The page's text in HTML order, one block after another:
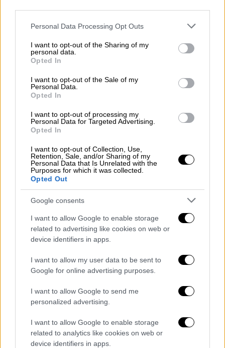
Please note that this website/app uses one or more Google
not limited to your visit or usage behaviour. You may click to
grant or deny consent to Google and its third-party tags to
use your data for below specified purposes in below Google
consent section.
Personal Data Processing Opt Outs
I want to opt-out of the Sharing of my
personal data.
Opted In
I want to opt-out of the Sale of my
Personal Data.
Opted In
I want to opt-out of processing my
Personal Data for Targeted Advertising.
Opted In
I want to opt-out of Collection, Use,
Retention, Sale, and/or Sharing of my
Personal Data that Is Unrelated with the
Purposes for which it was collected.
Opted Out
Google consents
I want to allow Google to enable storage
related to advertising like cookies on web or
device identifiers in apps.
I want to allow my user data to be sent to
Google for online advertising purposes.
I want to allow Google to send me
personalized advertising.
I want to allow Google to enable storage
related to analytics like cookies on web or
device identifiers in apps.
7.949 μόνιμες θέσεις στους δήμους
Οι πίνακες διοριστέων απεστάλησαν στο
Εθνικό Τυπογραφείο για δημοσίευση και θα
έκδοση του σχετικού ΦΕΚ
Οικονομία|07.01.2019 19:20
ΑΣΕΠ: Ξεκίνησαν οι αιτήσεις για την
κάλυψη μόνιμων θέσεων σε δήμους
Ποιες είναι οι θέσεις - Τι πρέπει να κάνουν
οι υποψήφιοι – Μέχρι πότε μπορούν να
υποβάλλονται οι αιτήσεις